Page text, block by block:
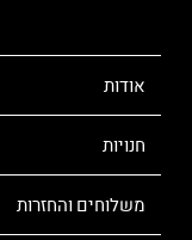
אודות
חנויות
משלוחים והחזרות